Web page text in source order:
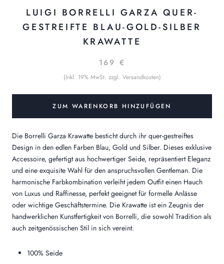
LUIGI BORRELLI GARZA QUER-
GESTREIFTE BLAU-GOLD-SILBER
KRAWATTE
169 €
(Inkl. 19% MwSt. zzgl. Versandkosten)
ZUM WARENKORB HINZUFÜGEN
Die Borrelli Garza Krawatte besticht durch ihr quer-gestreiftes
Design in den edlen Farben Blau, Gold und Silber. Dieses exklusive
Accessoire, gefertigt aus hochwertiger Seide, repräsentiert Eleganz
und eine exquisite Wahl für den anspruchsvollen Gentleman. Die
harmonische Farbkombination verleiht jedem Outfit einen Hauch
von Luxus und Raffinesse, perfekt geeignet für formelle Anlässe
oder wichtige Geschäftstermine. Die Krawatte ist ein Zeugnis der
handwerklichen Kunstfertigkeit von Borrelli, die sowohl Tradition als
auch zeitgenössischen Stil in sich vereint.
100% Seide